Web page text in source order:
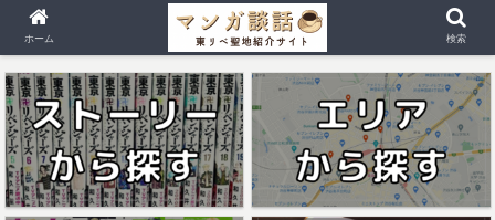
ホーム 検索